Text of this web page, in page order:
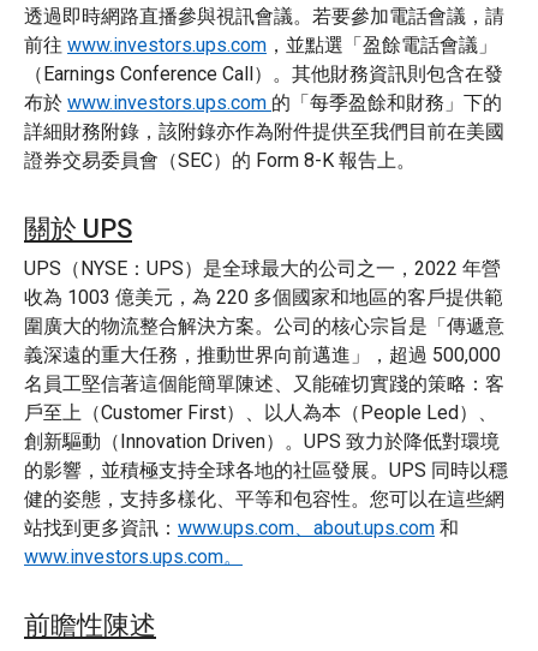
透過即時網路直播參與視訊會議。若要參加電話會議，請
前往 www.investors.ups.com ，並點選「盈餘電話會議」
（Earnings Conference Call）。其他財務資訊則包含在發
布於 www.investors.ups.com 的「每季盈餘和財務」下的
詳細財務附錄，該附錄亦作為附件提供至我們目前在美國
證券交易委員會（SEC）的 Form 8-K 報告上。
關於 UPS
UPS（NYSE：UPS）是全球最大的公司之一，2022 年營
收為 1003 億美元，為 220 多個國家和地區的客戶提供範
圍廣大的物流整合解決方案。公司的核心宗旨是「傳遞意
義深遠的重大任務，推動世界向前邁進」，超過 500,000
名員工堅信著這個能簡單陳述、又能確切實踐的策略：客
戶至上（Customer First）、以人為本（People Led）、
創新驅動（Innovation Driven）。UPS 致力於降低對環境
的影響，並積極支持全球各地的社區發展。UPS 同時以穩
健的姿態，支持多樣化、平等和包容性。您可以在這些網
站找到更多資訊： www.ups.com、 about.ups.com 和
www.investors.ups.com。
前瞻性陳述